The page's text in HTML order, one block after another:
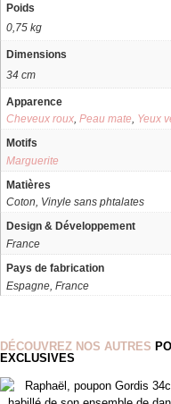
Poids
0,75 kg
Dimensions
34 cm
Apparence
Cheveux roux, Peau mate Yeux
Motifs
Marguerite
Matières
Coton, Vinyle sans phtalates
Design & Développement
France
Pays de fabrication
Espagne, France
DÉCOUVREZ NOS AUTRES
EXCLUSIVES